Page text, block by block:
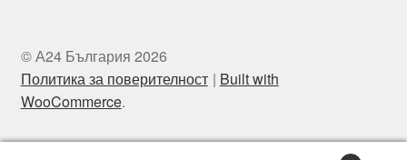
© А24 България 2026
Политика за поверителност
Built with
WooCommerce.